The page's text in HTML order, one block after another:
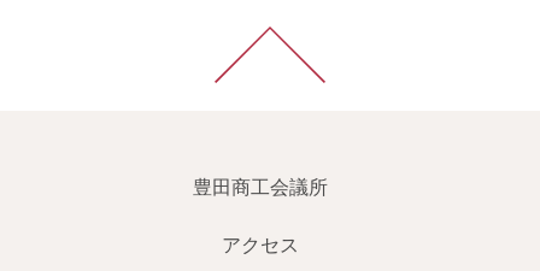
豊田商工会議所
アクセス